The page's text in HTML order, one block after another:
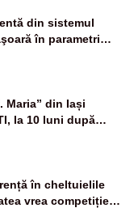
din sistemul
în parametri
Maria” din Iași
la 10 luni după
în cheltuielile
vrea competiție